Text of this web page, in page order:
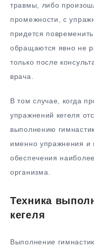
травмы, либо
промежности, с
придется
обращаются явно не
только после
врача.
В том случае, когда
упражнений кегеля
выполнению
именно упражнения и
обеспечения
организма.
Техника
кегеля
Выполнение